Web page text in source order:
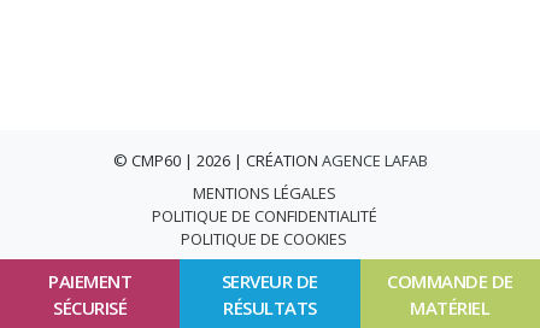
PAIEMENT
SÉCURISÉ
SERVEUR DE
RÉSULTATS
COMMANDE DE
MATÉRIEL
© CMP60 | 2026 | CRÉATION AGENCE LAFAB
MENTIONS LÉGALES
POLITIQUE DE CONFIDENTIALITÉ
POLITIQUE DE COOKIES